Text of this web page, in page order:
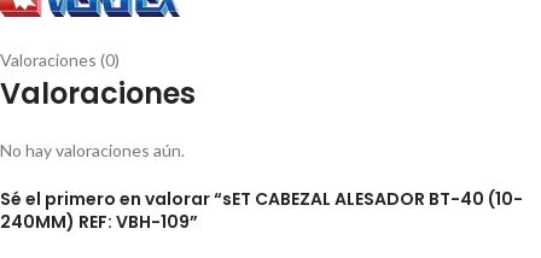
Valoraciones (0)
Valoraciones
No hay valoraciones aún.
Sé el primero en valorar “sET CABEZAL ALESADOR BT-40 (10-
240MM) REF: VBH-109”